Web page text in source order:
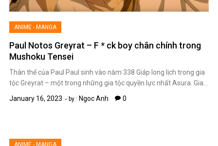
ANIME - MANGA
Paul Notos Greyrat – F * ck boy chân chính trong
Mushoku Tensei
Thân thế của Paul Paul sinh vào năm 338 Giáp long lịch trong gia
tộc Greyrat – một trong những gia tộc quyền lực nhất Asura. Gia…
January 16, 2023
by : Ngoc Anh 0
ANIME - MANGA